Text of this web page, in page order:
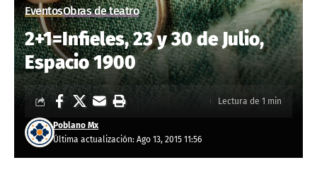
EventosObras de teatro
2+1=Infieles, 23 y 30 de Julio,
Espacio 1900
Última actualización: Ago 13, 2015 11:56
Poblano Mx
Lectura de 1 min